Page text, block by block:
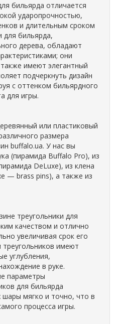
бильярда отличается
ударопрочностью,
и длительным сроком
для бильярда,
дерева, обладают
они
имеют элегантный
подчеркнуть дизайн
с оттенком бильярдного
для игры.
или пластиковый
размера
buffalo.ua. У нас вы
(пирамида Buffalo Pro), из
DeLuxe), из клена
— brass pins), а также из
треугольники для
качеством и отлично
увеличивая срок его
имеют
углубления,
в руке.
параметры
для бильярда
мягко и точно, что в
процесса игры.